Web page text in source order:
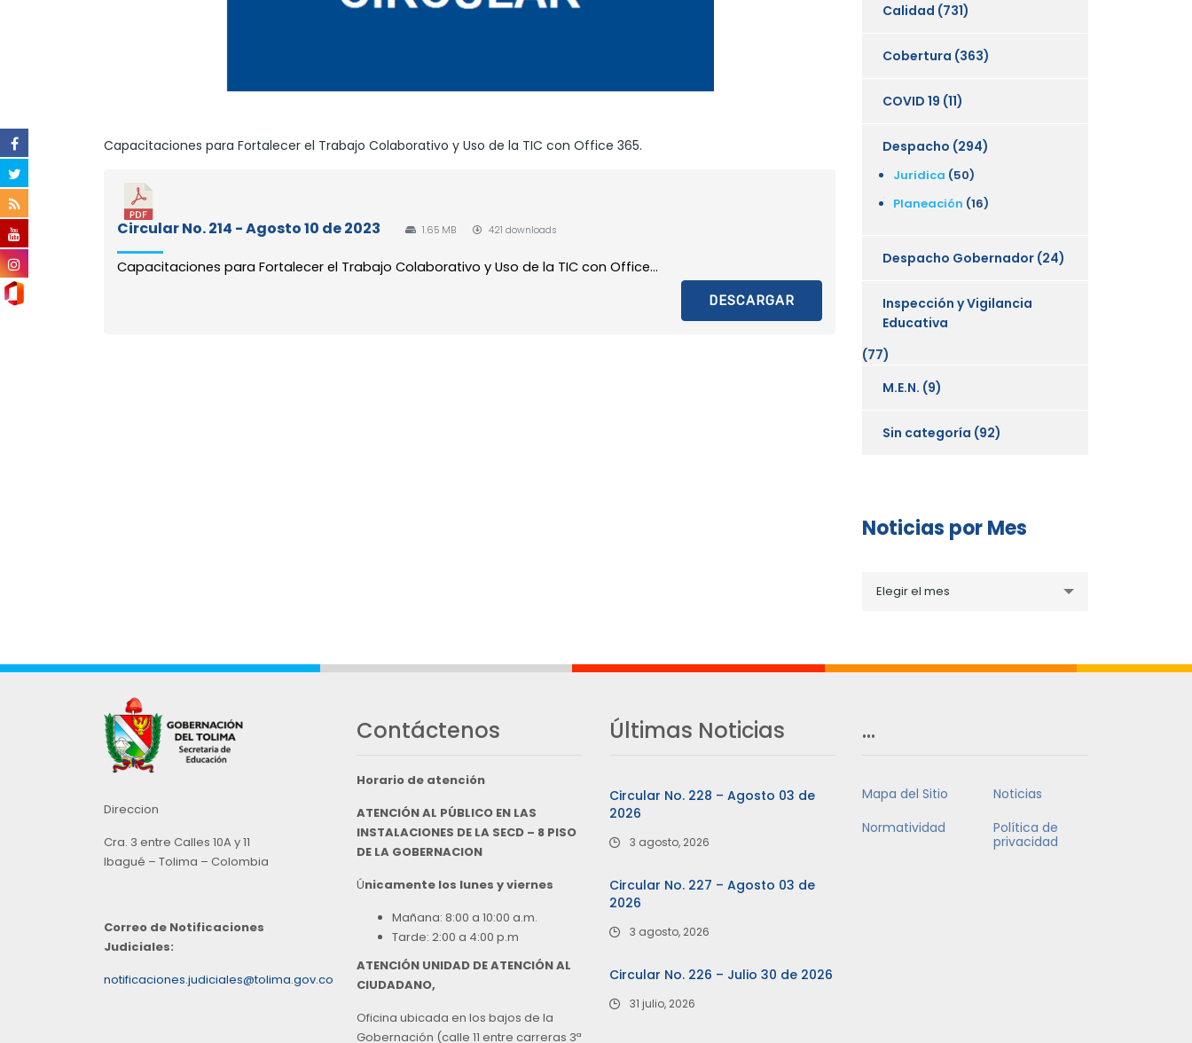
Capacitaciones para Fortalecer el Trabajo Colaborativo y Uso de la TIC con Office 365.
Circular No. 214 - Agosto 10 de 2023 1.65 MB 421 downloads
Capacitaciones para Fortalecer el Trabajo Colaborativo y Uso de la TIC con Office...
DESCARGAR
Calidad (731)
Cobertura (363)
COVID 19 (11)
Despacho (294)
Juridica (50)
Planeación (16)
Despacho Gobernador (24)
Inspección y Vigilancia
Educativa
(77)
M.E.N. (9)
Sin categoría (92)
Noticias por Mes
porElegir el mes
Direccion
Cra. 3 entre Calles 10A y 11
Ibagué – Tolima – Colombia
Correo de Notificaciones
Judiciales:
notificaciones.judiciales@tolima.gov.co
Contáctenos
Horario de atención
ATENCIÓN AL PÚBLICO EN LAS
INSTALACIONES DE LA SECD – 8 PISO
DE LA GOBERNACION
Únicamente los lunes y viernes
Mañana: 8:00 a 10:00 a.m.
Tarde: 2:00 a 4:00 p.m
ATENCIÓN UNIDAD DE ATENCIÓN AL
CIUDADANO,
Oficina ubicada en los bajos de la
Gobernación (calle 11 entre carreras 3ª
Últimas Noticias
Circular No. 228 – Agosto 03 de
2026
3 agosto, 2026
Circular No. 227 – Agosto 03 de
2026
3 agosto, 2026
Circular No. 226 – Julio 30 de 2026
31 julio, 2026
…
Mapa del Sitio
Noticias
Normatividad
Política de
privacidad